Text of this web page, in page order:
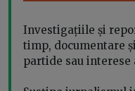
Investigațiile și
timp, documentare
partide sau interese